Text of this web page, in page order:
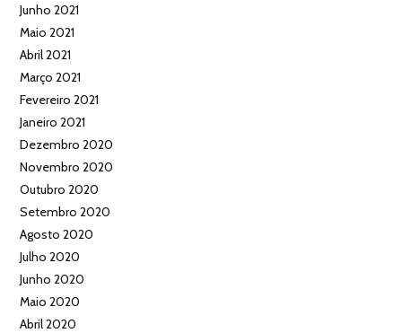
Junho 2021
Maio 2021
Abril 2021
Março 2021
Fevereiro 2021
Janeiro 2021
Dezembro 2020
Novembro 2020
Outubro 2020
Setembro 2020
Agosto 2020
Julho 2020
Junho 2020
Maio 2020
Abril 2020